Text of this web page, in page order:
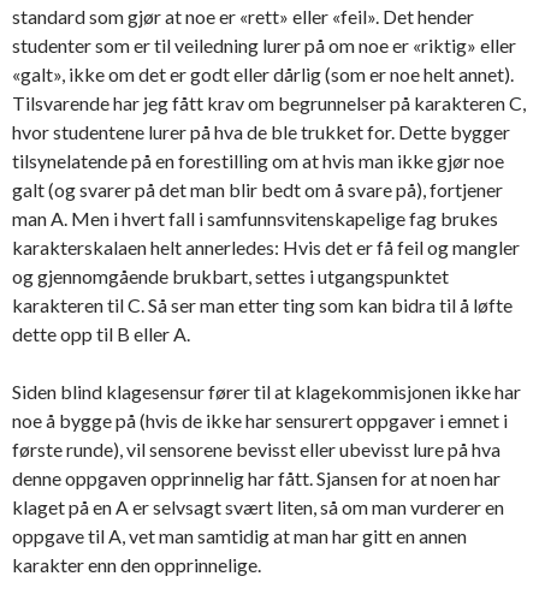
standard som gjør at noe er «rett» eller «feil». Det hender
studenter som er til veiledning lurer på om noe er «riktig» eller
«galt», ikke om det er godt eller dårlig (som er noe helt annet).
Tilsvarende har jeg fått krav om begrunnelser på karakteren C,
hvor studentene lurer på hva de ble trukket for. Dette bygger
tilsynelatende på en forestilling om at hvis man ikke gjør noe
galt (og svarer på det man blir bedt om å svare på), fortjener
man A. Men i hvert fall i samfunnsvitenskapelige fag brukes
karakterskalaen helt annerledes: Hvis det er få feil og mangler
og gjennomgående brukbart, settes i utgangspunktet
karakteren til C. Så ser man etter ting som kan bidra til å løfte
dette opp til B eller A.
Siden blind klagesensur fører til at klagekommisjonen ikke har
noe å bygge på (hvis de ikke har sensurert oppgaver i emnet i
første runde), vil sensorene bevisst eller ubevisst lure på hva
denne oppgaven opprinnelig har fått. Sjansen for at noen har
klaget på en A er selvsagt svært liten, så om man vurderer en
oppgave til A, vet man samtidig at man har gitt en annen
karakter enn den opprinnelige.